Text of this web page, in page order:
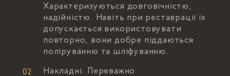
Характеризуються довговічністю,
надійністю. Навіть при реставрації їх
допускається використовувати
повторно, вони добре піддаються
поліруванню та шліфуванню.
Накладні. Переважно